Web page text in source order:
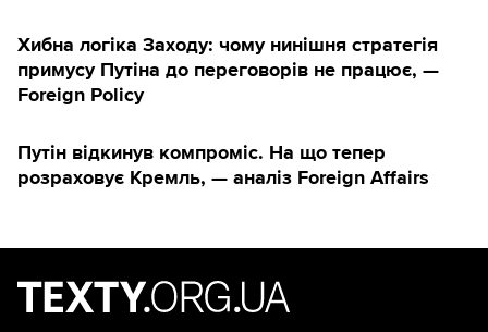
Хибна логіка Заходу: чому нинішня стратегія
примусу Путіна до переговорів не працює, —
Foreign Policy
Путін відкинув компроміс. На що тепер
розраховує Кремль, — аналіз Foreign Affairs